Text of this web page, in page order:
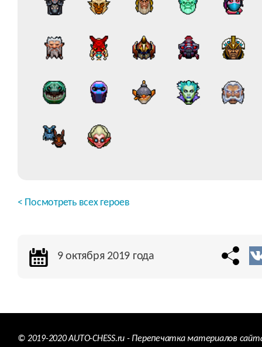
< Посмотреть всех героев
9 октября 2019 года
© 2019-2020 AUTO-CHESS.ru - Перепечатка материалов